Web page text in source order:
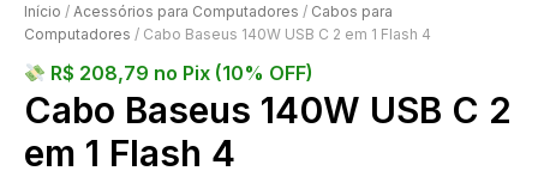
Início / Acessórios para Computadores / Cabos para
Computadores / Cabo Baseus 140W USB C 2 em 1 Flash 4
R$ 208,79 no Pix (10% OFF)
Cabo Baseus 140W USB C 2
em 1 Flash 4